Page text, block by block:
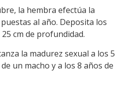
la hembra efectúa la
al año. Deposita los
cm de profundidad.
la madurez sexual a los 5
un macho y a los 8 años de